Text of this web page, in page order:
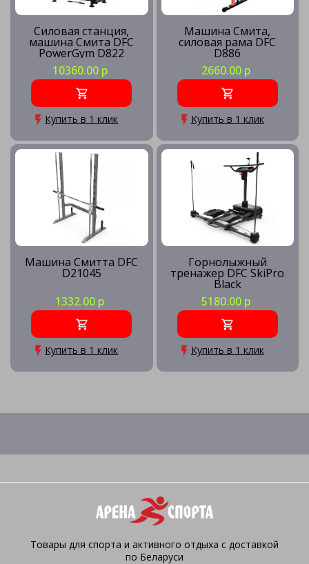
Силовая станция,
машина Смита DFC
PowerGym D822
10360.00 р
Купить в 1 клик
Машина Смита,
силовая рама DFC
D886
2660.00 р
Купить в 1 клик
Машина Смитта DFC
D21045
1332.00 р
Купить в 1 клик
Горнолыжный
тренажер DFC SkiPro
Black
5180.00 р
Купить в 1 клик
Товары для спорта и активного отдыха с доставкой
по Беларуси